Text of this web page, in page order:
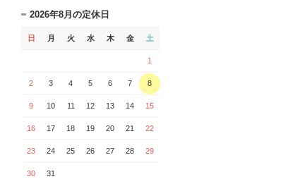
2026年8月の定休日
日 月 火 水 木 金 土
1
2 3 4 5 6 7 8
9 10 11 12 13 14 15
16 17 18 19 20 21 22
23 24 25 26 27 28 29
30 31